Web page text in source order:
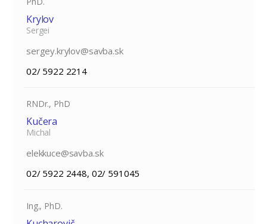
Krylov
Sergei
sergey.krylov@savba.sk
02/ 5922 2214
RNDr., PhD
Kučera
Michal
elekkuce@savba.sk
02/ 5922 2448, 02/ 591045
Ing., PhD.